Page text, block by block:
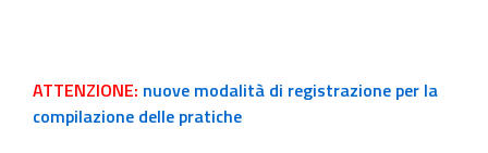
ATTENZIONE: nuove modalità di registrazione per la
compilazione delle pratiche